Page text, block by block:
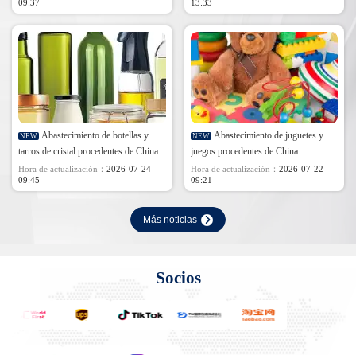
09:37
13:33
NEW Abastecimiento de botellas y
tarros de cristal procedentes de China
Hora de actualización： 2026-07-24
09:45
NEW Abastecimiento de juguetes y
juegos procedentes de China
Hora de actualización： 2026-07-22
09:21
Más noticias
Socios